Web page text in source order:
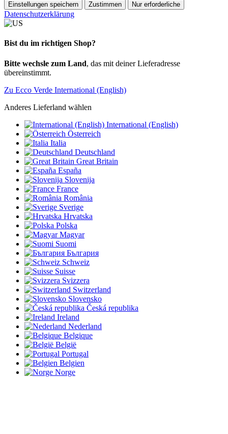
Einstellungen speichern Zustimmen Nur erforderliche
Datenschutzerklärung
Bist du im richtigen Shop?
Bitte wechsle zum Land, das mit deiner Lieferadresse
übereinstimmt.
Zu Ecco Verde International (English)
Anderes Lieferland wählen
International (English)
Österreich
Italia
Deutschland
Great Britain
España
Slovenija
France
România
Sverige
Hrvatska
Polska
Magyar
Suomi
България
Schweiz
Suisse
Svizzera
Switzerland
Slovensko
Česká republika
Ireland
Nederland
Belgique
België
Portugal
Belgien
Norge